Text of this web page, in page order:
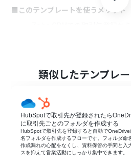
■このテンプレートを使うメリット
■フローボットの流れ
はじめに、Zoho CRMと
す。
次に、トリガーでZoho CRM
れたら（Webhook）」のアク
最後に、オペレーションで
ダを作成」のアクションを設定
この際、Zoho CRMから取得
類似したテンプレ
HubSpotで取引先が登録されたら
に取引先ごとのフォルダを作成する
HubSpotで取引先を登録すると自動でOneDrive
名フォルダを作成するフローです。フォルダ命
作成漏れの心配をなくし、資料保管の手間と入
スを抑えて営業活動にしっかり集中できます。